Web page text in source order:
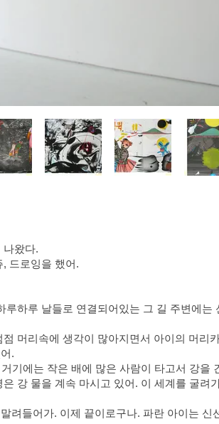
나왔다.
드로잉을 했어.
하루 날들로 연결되어있는 그 길 주변에는
머리속에 생각이 많아지면서 아이의 머리
.
기에는 작은 배에 많은 사람이 타고서 강을
강 물을 계속 마시고 있어. 이 세계를 굴려
려들어가. 이제 끝이로구나. 파란 아이는 신